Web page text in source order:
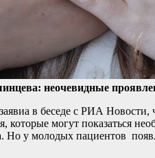
неочевидные
в беседе с РИА Новости,
которые могут показаться
Но у молодых пациентов